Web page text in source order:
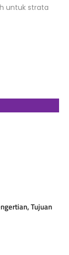
untuk strata
Tujuan